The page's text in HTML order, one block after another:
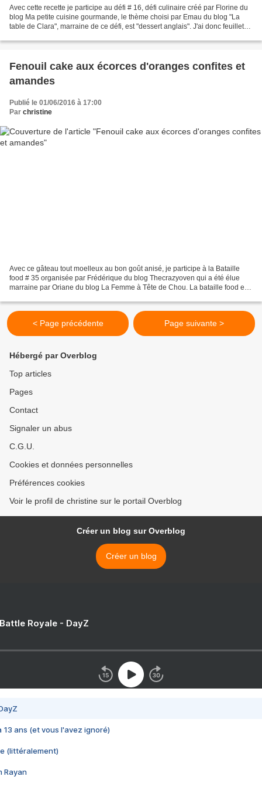
Avec cette recette je participe au défi # 16, défi culinaire créé par Florine du
blog Ma petite cuisine gourmande, le thème choisi par Emau du blog "La
table de Clara", marraine de ce défi, est "dessert anglais". J'ai donc feuilleté
Fenouil cake aux écorces d'oranges confites et
amandes
Publié le 01/06/2016 à 17:00
Par christine
Avec ce gâteau tout moelleux au bon goût anisé, je participe à la Bataille
food # 35 organisée par Frédérique du blog Thecrazyoven qui a été élue
marraine par Oriane du blog La Femme à Tête de Chou. La bataille food est
< Page précédente Page suivante >
Hébergé par Overblog
Top articles
Pages
Contact
Signaler un abus
C.G.U.
Cookies et données personnelles
Préférences cookies
Voir le profil de christine sur le portail Overblog
Créer un blog sur Overblog
Créer un blog
Royale - DayZ
13 ans (et vous l'avez ignoré)
(littéralement)
Rayan